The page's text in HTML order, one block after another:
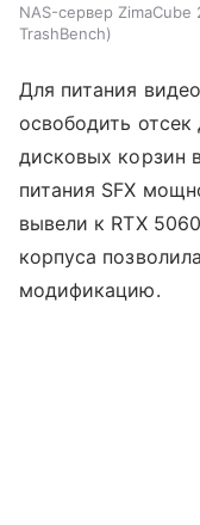
NAS-сервер ZimaCube
TrashBench
Для питания
освободить
дисковых корзин
питания SFX
вывели к RTX
корпуса
модификацию.